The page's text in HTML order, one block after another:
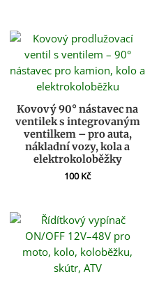
Kovový 90° nástavec na
ventilek s integrovaným
ventilkem – pro auta,
nákladní vozy, kola a
elektrokoloběžky
100Kč